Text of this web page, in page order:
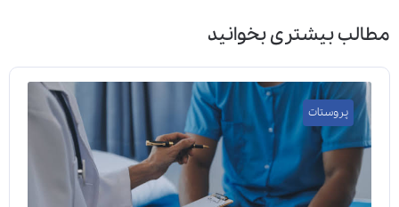
مطالب بیشتری بخوانید
پروستات